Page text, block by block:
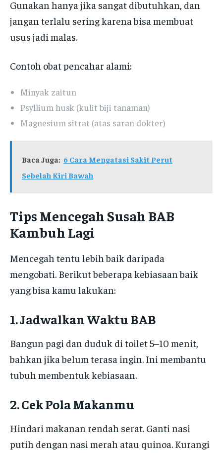
Gunakan hanya jika sangat dibutuhkan, dan
jangan terlalu sering karena bisa membuat
usus jadi malas.
Contoh obat pencahar alami:
Minyak zaitun
Psyllium husk (kulit biji tanaman)
Magnesium sitrat (atas saran dokter)
Baca Juga: 6 Cara Mengatasi Sakit Perut
Sebelah Kiri Bawah
Tips Mencegah Susah BAB
Kambuh Lagi
Mencegah tentu lebih baik daripada
mengobati. Berikut beberapa kebiasaan baik
yang bisa kamu lakukan:
1. Jadwalkan Waktu BAB
Bangun pagi dan duduk di toilet 5–10 menit,
bahkan jika belum terasa ingin. Ini membantu
tubuh membentuk kebiasaan.
2. Cek Pola Makanmu
Hindari makanan rendah serat. Ganti nasi
putih dengan nasi merah atau quinoa. Kurangi